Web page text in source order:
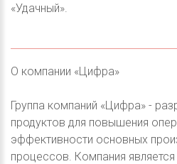
«Удачный».
О компании «Цифра»
Группа компаний «Цифра» -
продуктов для повышения
эффективности основных
процессов. Компания